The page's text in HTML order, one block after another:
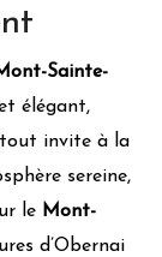
led
Sainte-
élégant,
tout invite à la
sereine,
le Mont-
d’Obernai